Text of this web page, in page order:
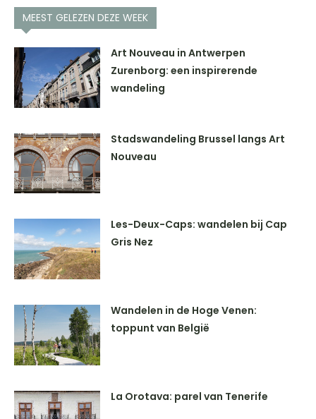
MEEST GELEZEN DEZE WEEK
Art Nouveau in Antwerpen
Zurenborg: een inspirerende
wandeling
Stadswandeling Brussel langs Art
Nouveau
Les-Deux-Caps: wandelen bij Cap
Gris Nez
Wandelen in de Hoge Venen:
toppunt van België
La Orotava: parel van Tenerife